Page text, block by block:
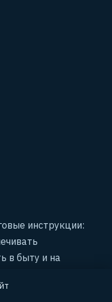
инструкции:
в быту и на